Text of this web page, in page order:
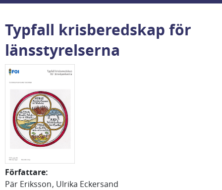
Typfall krisberedskap för
länsstyrelserna
Författare:
Pär Eriksson Ulrika Eckersand